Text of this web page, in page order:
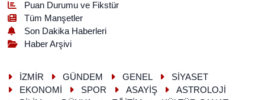
Puan Durumu ve Fikstür
Tüm Manşetler
Son Dakika Haberleri
Haber Arşivi
İZMİR GÜNDEM GENEL
SİYASET
EKONOMİ
SPOR ASAYİŞ
ASTROLOJİ